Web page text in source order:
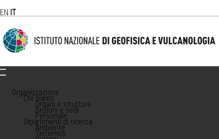
EN IT
Organizzazione
Chi siamo
Organi e strutture
Sezioni e sedi
Personale
Dipartimenti di ricerca
Ambiente
Terremoti